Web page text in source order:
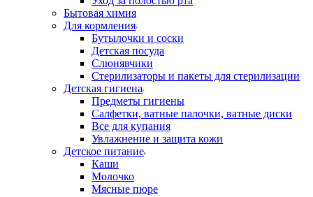
Бытовая химия
Для кормления
Бутылочки и соски
Детская посуда
Слюнявчики
Стерилизаторы и пакеты для стерилизации
Детская гигиена
Предметы гигиены
Салфетки, ватные палочки, ватные диски
Все для купания
Увлажнение и защита кожи
Детское питание
Каши
Молочко
Мясные пюре